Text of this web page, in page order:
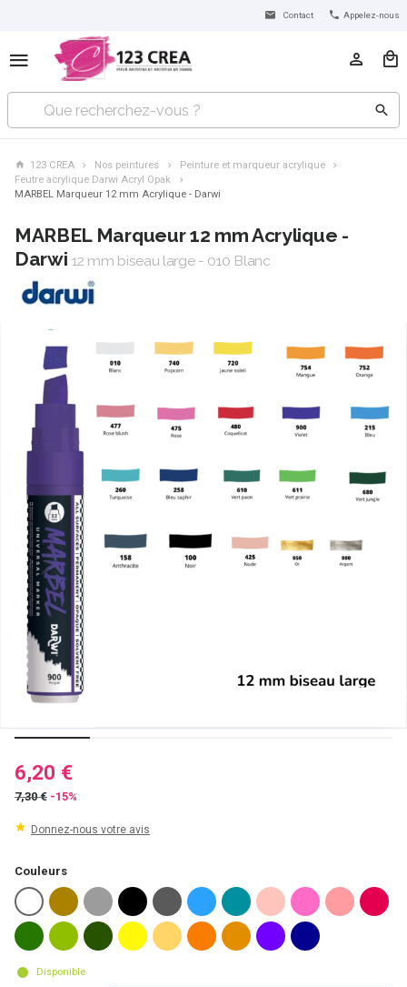
Contact Appelez-nous
123 CREA Nos peintures
Peinture et marqueur acrylique
Feutre acrylique Darwi Acryl Opak
MARBEL Marqueur 12 mm Acrylique - Darwi
MARBEL Marqueur 12 mm Acrylique -
Darwi12 mm biseau large - 010 Blanc
6,20 €
7,30 € -15%
Donnez-nous votre avis
Couleurs
Disponible